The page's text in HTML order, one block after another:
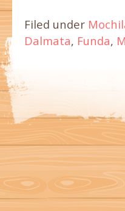
Filed under
Dalmata, Funda,